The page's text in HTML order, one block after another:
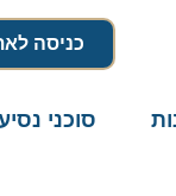
כניסה לאתר
סוכני נסיעות